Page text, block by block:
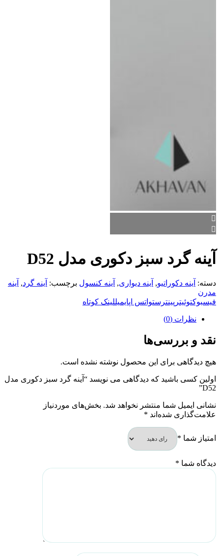
آینه گرد سبز دکوری مدل D52
دسته: آینه دکوراتیو, آینه دیواری, آینه کنسول برچسب: آینه گرد, آینه
مدرن
فیسبوکتوئیتر پینترستواتس اپایمیللینک کوتاه
نظرات (0)
نقد و بررسی‌ها
هیچ دیدگاهی برای این محصول نوشته نشده است.
اولین کسی باشید که دیدگاهی می نویسد “آینه گرد سبز دکوری مدل
D52”
نشانی ایمیل شما منتشر نخواهد شد. بخش‌های موردنیاز
علامت‌گذاری شده‌اند *
امتیاز شما *
دیدگاه شما *